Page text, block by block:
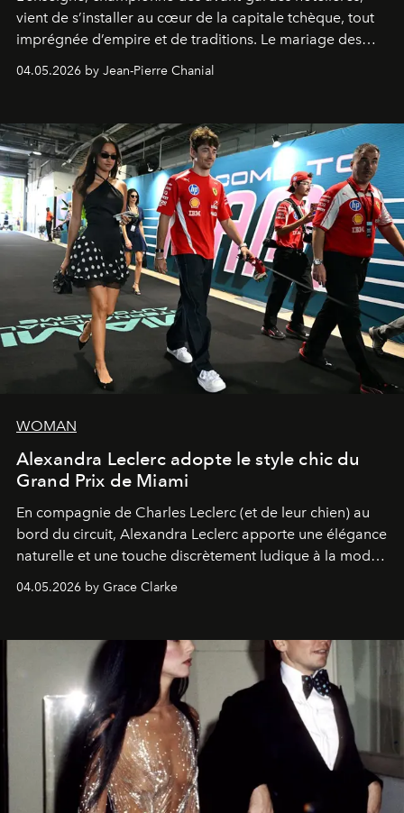
vient de s’installer au cœur de la capitale tchèque, tout
imprégnée d’empire et de traditions. Le mariage des
extrêmes fait merveille.
04.05.2026 by Jean-Pierre Chanial
WOMAN
Alexandra Leclerc adopte le style chic du
Grand Prix de Miami
En compagnie de Charles Leclerc (et de leur chien) au
bord du circuit, Alexandra Leclerc apporte une élégance
naturelle et une touche discrètement ludique à la mode
de la Formule 1.
04.05.2026 by Grace Clarke